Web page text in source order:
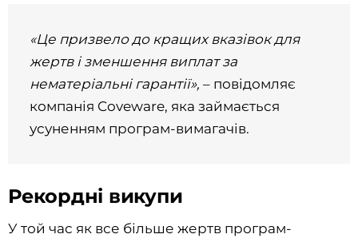
«Це призвело до кращих вказівок для
жертв і зменшення виплат за
нематеріальні гарантії», – повідомляє
компанія Coveware, яка займається
усуненням програм-вимагачів.
Рекордні викупи
У той час як все більше жертв програм-